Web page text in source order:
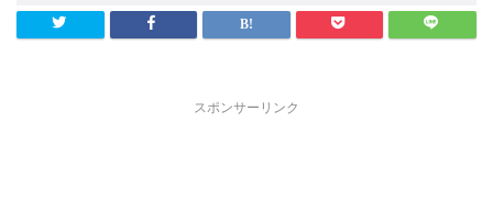
スポンサーリンク